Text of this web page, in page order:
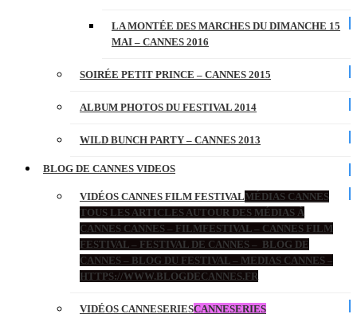
LA MONTÉE DES MARCHES DU DIMANCHE 15
MAI – CANNES 2016
SOIRÉE PETIT PRINCE – CANNES 2015
ALBUM PHOTOS DU FESTIVAL 2014
WILD BUNCH PARTY – CANNES 2013
BLOG DE CANNES VIDEOS
VIDÉOS CANNES FILM FESTIVALMÉDIAS CANNES
TOUS LES ARTICLES AUTOUR DES MÉDIAS À
CANNES CANNES – FILMFESTIVAL – CANNES FILM
FESTIVAL – FESTIVAL DE CANNES – BLOG DE
CANNES – BLOG DU FESTIVAL – MEDIAS CANNES –
HTTPS://WWW.BLOGDECANNES.FR
VIDÉOS CANNESERIESCANNESERIES